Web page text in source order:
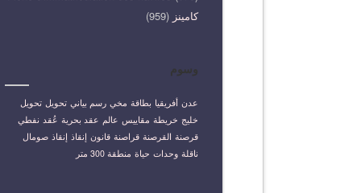
كامينز (959)
وسوم
عدن أفريقيا بطاقة مخي رسم بياني تحويل تحويل
خليج خريطة مقاييس عالم عقد بحرية عُقد نفطي
قرصنة القرصنة قراصنة قانون إنقاذ إنقاذ صومال
ناقلة وحدات حياة منطقة 300 متر